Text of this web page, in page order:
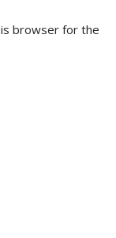
browser for the